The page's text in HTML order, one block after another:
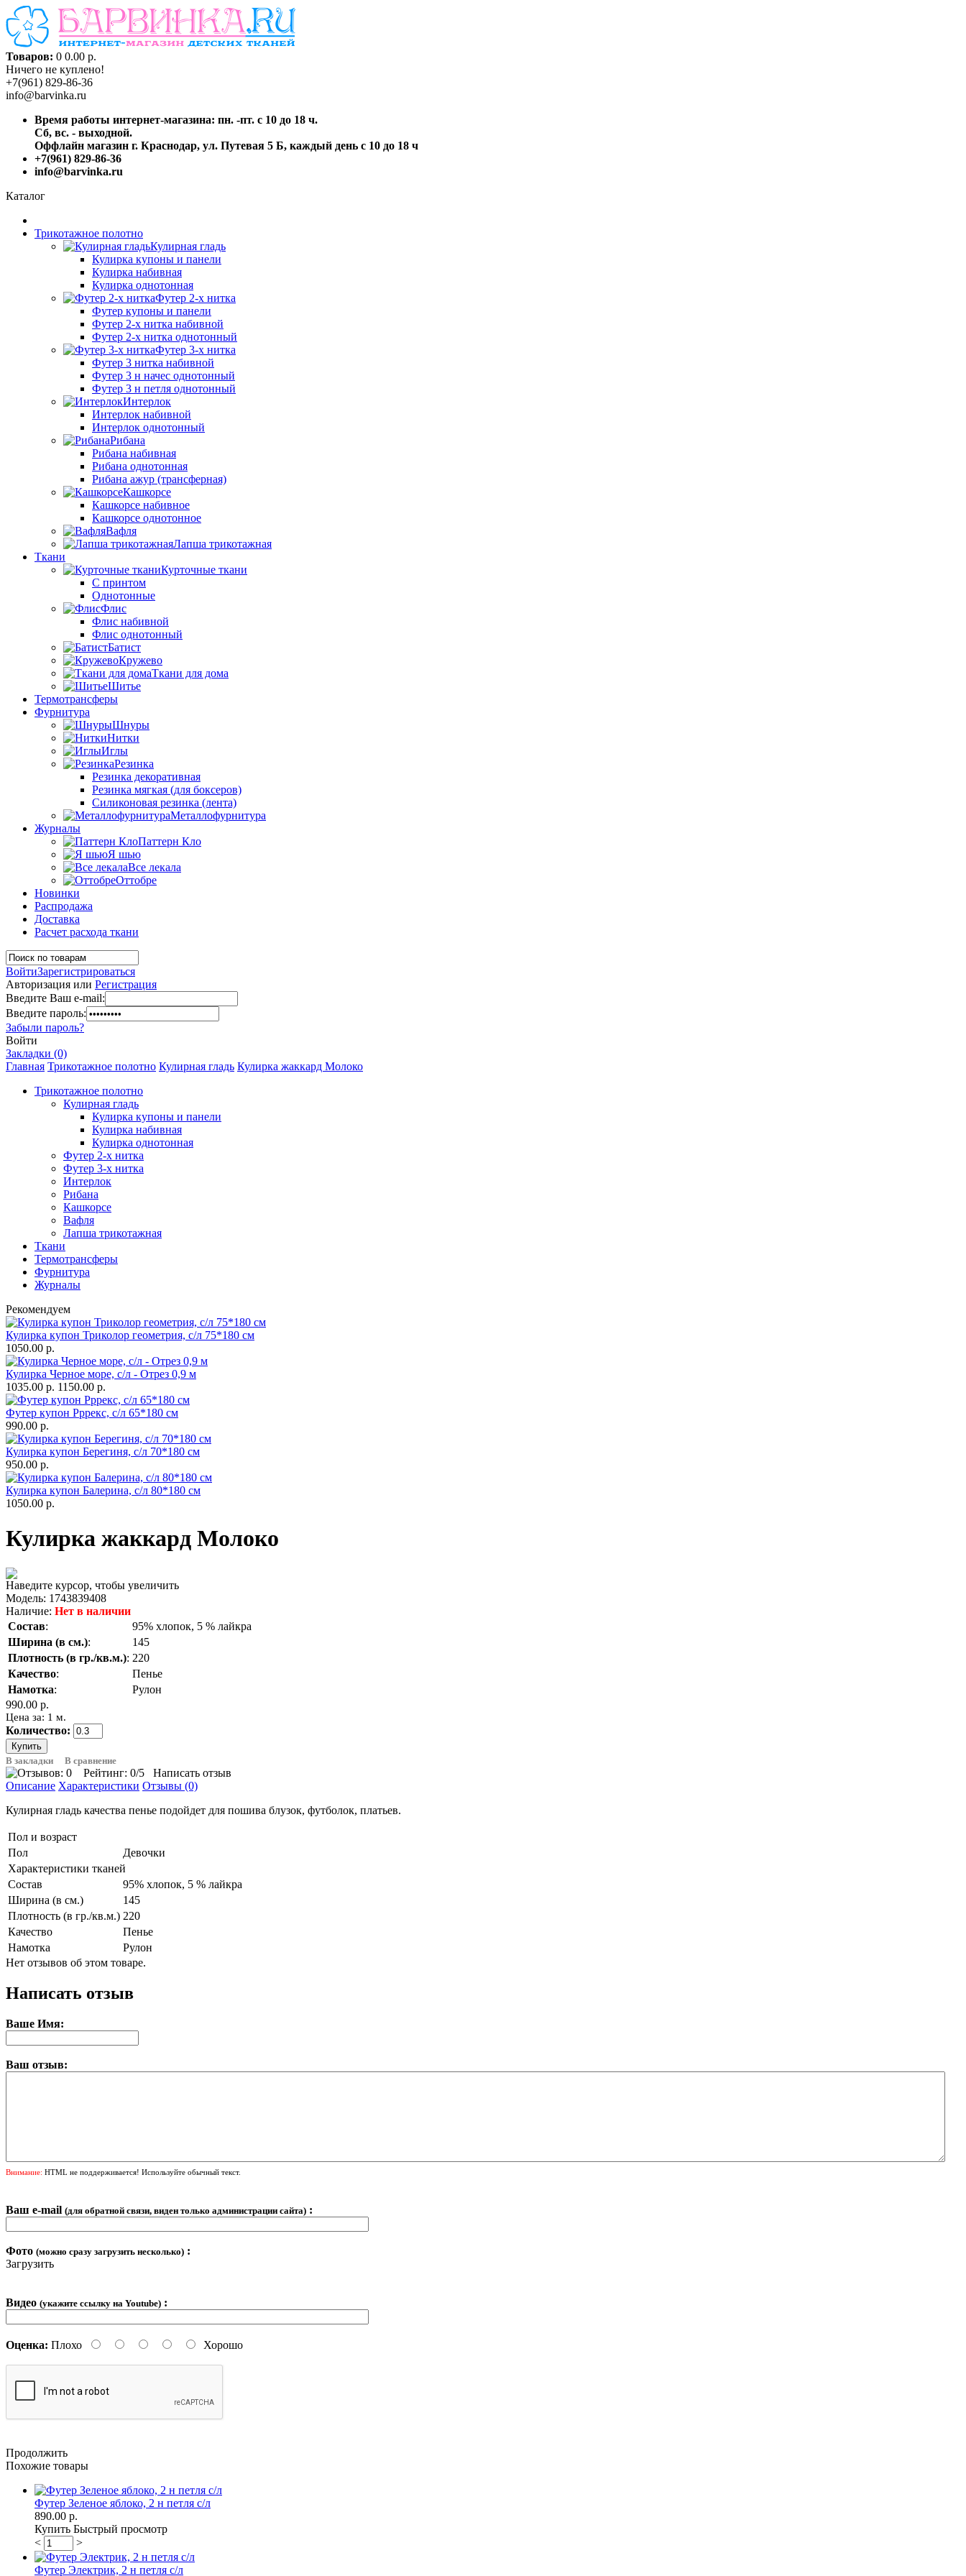
Товаров: 0 0.00 р.
Ничего не куплено!
+7(961) 829-86-36
info@barvinka.ru
Время работы интернет-магазина: пн. -пт. с 10 до 18 ч.
Сб, вс. - выходной.
Оффлайн магазин г. Краснодар, ул. Путевая 5 Б, каждый день с 10 до 18 ч
+7(961) 829-86-36
info@barvinka.ru
Каталог
Трикотажное полотно
Кулирная гладь
Кулирка купоны и панели
Кулирка набивная
Кулирка однотонная
Футер 2-х нитка
Футер купоны и панели
Футер 2-х нитка набивной
Футер 2-х нитка однотонный
Футер 3-х нитка
Футер 3 нитка набивной
Футер 3 н начес однотонный
Футер 3 н петля однотонный
Интерлок
Интерлок набивной
Интерлок однотонный
Рибана
Рибана набивная
Рибана однотонная
Рибана ажур (трансферная)
Кашкорсе
Кашкорсе набивное
Кашкорсе однотонное
Вафля
Лапша трикотажная
Ткани
Курточные ткани
С принтом
Однотонные
Флис
Флис набивной
Флис однотонный
Батист
Кружево
Ткани для дома
Шитье
Термотрансферы
Фурнитура
Шнуры
Нитки
Иглы
Резинка
Резинка декоративная
Резинка мягкая (для боксеров)
Силиконовая резинка (лента)
Металлофурнитура
Журналы
Паттерн Кло
Я шью
Все лекала
Оттобре
Новинки
Распродажа
Доставка
Расчет расхода ткани
ВойтиЗарегистрироваться
Авторизация или Регистрация
Введите Ваш e-mail:
Введите пароль:
Забыли пароль?
Войти
Закладки (0)
Главная Трикотажное полотно Кулирная гладь Кулирка жаккард Молоко
Трикотажное полотно
Кулирная гладь
Кулирка купоны и панели
Кулирка набивная
Кулирка однотонная
Футер 2-х нитка
Футер 3-х нитка
Интерлок
Рибана
Кашкорсе
Вафля
Лапша трикотажная
Ткани
Термотрансферы
Фурнитура
Журналы
Рекомендуем
Кулирка купон Триколор геометрия, с/л 75*180 см
1050.00 р.
Кулирка Черное море, с/л - Отрез 0,9 м
1035.00 р. 1150.00 р.
Футер купон Рррекс, с/л 65*180 см
990.00 р.
Кулирка купон Берегиня, с/л 70*180 см
950.00 р.
Кулирка купон Балерина, с/л 80*180 см
1050.00 р.
Кулирка жаккард Молоко
Наведите курсор, чтобы увеличить
Модель: 1743839408
Наличие: Нет в наличии
Состав:
95% хлопок, 5 % лайкра
Ширина (в см.):
145
Плотность (в гр./кв.м.): 220
Качество:
Пенье
Намотка:
Рулон
990.00 р.
Цена за: 1 м.
Количество:
В закладки В сравнение
Рейтинг: 0/5
Написать отзыв
Описание Характеристики Отзывы (0)
Кулирная гладь качества пенье подойдет для пошива блузок, футболок, платьев.
Пол и возраст
Пол
Девочки
Характеристики тканей
Состав
95% хлопок, 5 % лайкра
Ширина (в см.)
145
Плотность (в гр./кв.м.) 220
Качество
Пенье
Намотка
Рулон
Нет отзывов об этом товаре.
Написать отзыв
Ваше Имя:
Ваш отзыв:
Внимание: HTML не поддерживается! Используйте обычный текст.
Ваш e-mail (для обратной связи, виден только администрации сайта) :
Фото (можно сразу загрузить несколько) :
Загрузить
Видео (укажите ссылку на Youtube) :
Оценка: Плохо Хорошо
Продолжить
Похожие товары
Футер Зеленое яблоко, 2 н петля с/л
890.00 р.
Купить Быстрый просмотр
<
>
Футер Электрик, 2 н петля с/л